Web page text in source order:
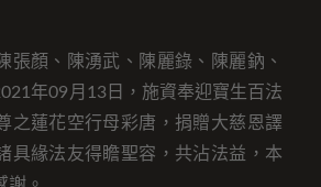
張顏、陳湧武、陳麗錄、陳麗鈉、
年09月13日，施資奉迎寶生百法
之蓮花空行母彩唐，捐贈大慈恩譯
具緣法友得瞻聖容，共沾法益，本